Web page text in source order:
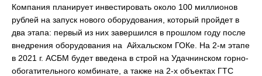
Компания планирует инвестировать около 100 миллионов
рублей на запуск нового оборудования, который пройдет в
два этапа: первый из них завершился в прошлом году после
внедрения оборудования на Айхальском ГОКе. На 2-м этапе
в 2021 г. АСБМ будет введена в строй на Удачнинском горно-
обогатительного комбинате, а также на 2-х объектах ГТС